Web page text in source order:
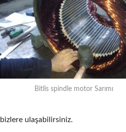
Bitlis spindle motor Sarımı
bizlere ulaşabilirsiniz.